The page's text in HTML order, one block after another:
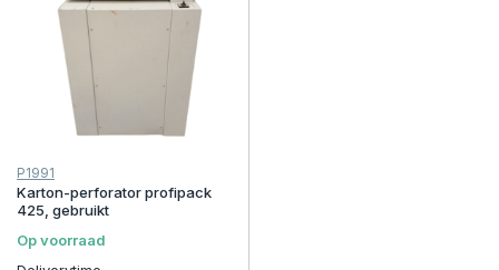
P1991
Karton-perforator profipack
425, gebruikt
Op voorraad